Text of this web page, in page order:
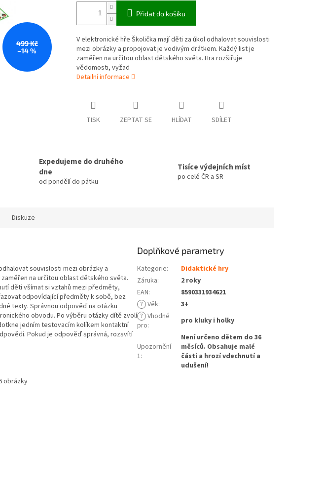
499 Kč
–14 %
Přidat do košíku
V elektronické hře Školička mají děti za úkol odhalovat souvislosti
mezi obrázky a propojovat je vodivým drátkem. Každý list je
zaměřen na určitou oblast dětského světa. Hra rozšiřuje
vědomosti, vyžad
Detailní informace
TISK ZEPTAT SE HLÍDAT SDÍLET
Expedujeme do druhého
dne
od pondělí do pátku
Tisíce výdejních míst
po celé ČR a SR
Diskuze
souvislosti mezi obrázky a
na určitou oblast dětského světa.
děti všímat si vztahů mezi předměty,
odpovídající předměty k sobě, bez
texty. Správnou odpověď na otázku
obvodu. Po výběru otázky dítě zvolí
jedním testovacím kolíkem kontaktní
Pokud je odpověď správná, rozsvítí
obrázky
Doplňkové parametry
Kategorie:
Didaktické hry
Záruka:
2 roky
EAN:
8590331934621
? Věk:
3+
? Vhodné
pro: pro kluky i holky
Upozornění
1:
Není určeno dětem do 36
měsíců. Obsahuje malé
části a hrozí vdechnutí a
udušení!